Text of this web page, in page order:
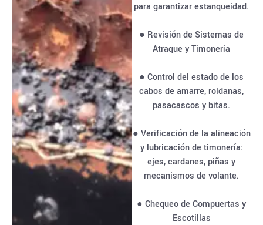
para garantizar estanqueidad.
● Revisión de Sistemas de
Atraque y Timonería
● Control del estado de los
cabos de amarre, roldanas,
pasacascos y bitas.
● Verificación de la alineación
y lubricación de timonería:
ejes, cardanes, piñas y
mecanismos de volante.
● Chequeo de Compuertas y
Escotillas